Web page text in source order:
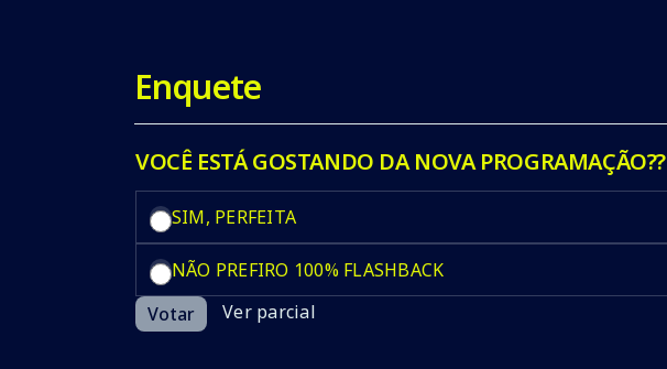
Enquete
VOCÊ ESTÁ GOSTANDO DA NOVA PROGRAMAÇÃO??
SIM, PERFEITA
NÃO PREFIRO 100% FLASHBACK
Votar
Ver parcial